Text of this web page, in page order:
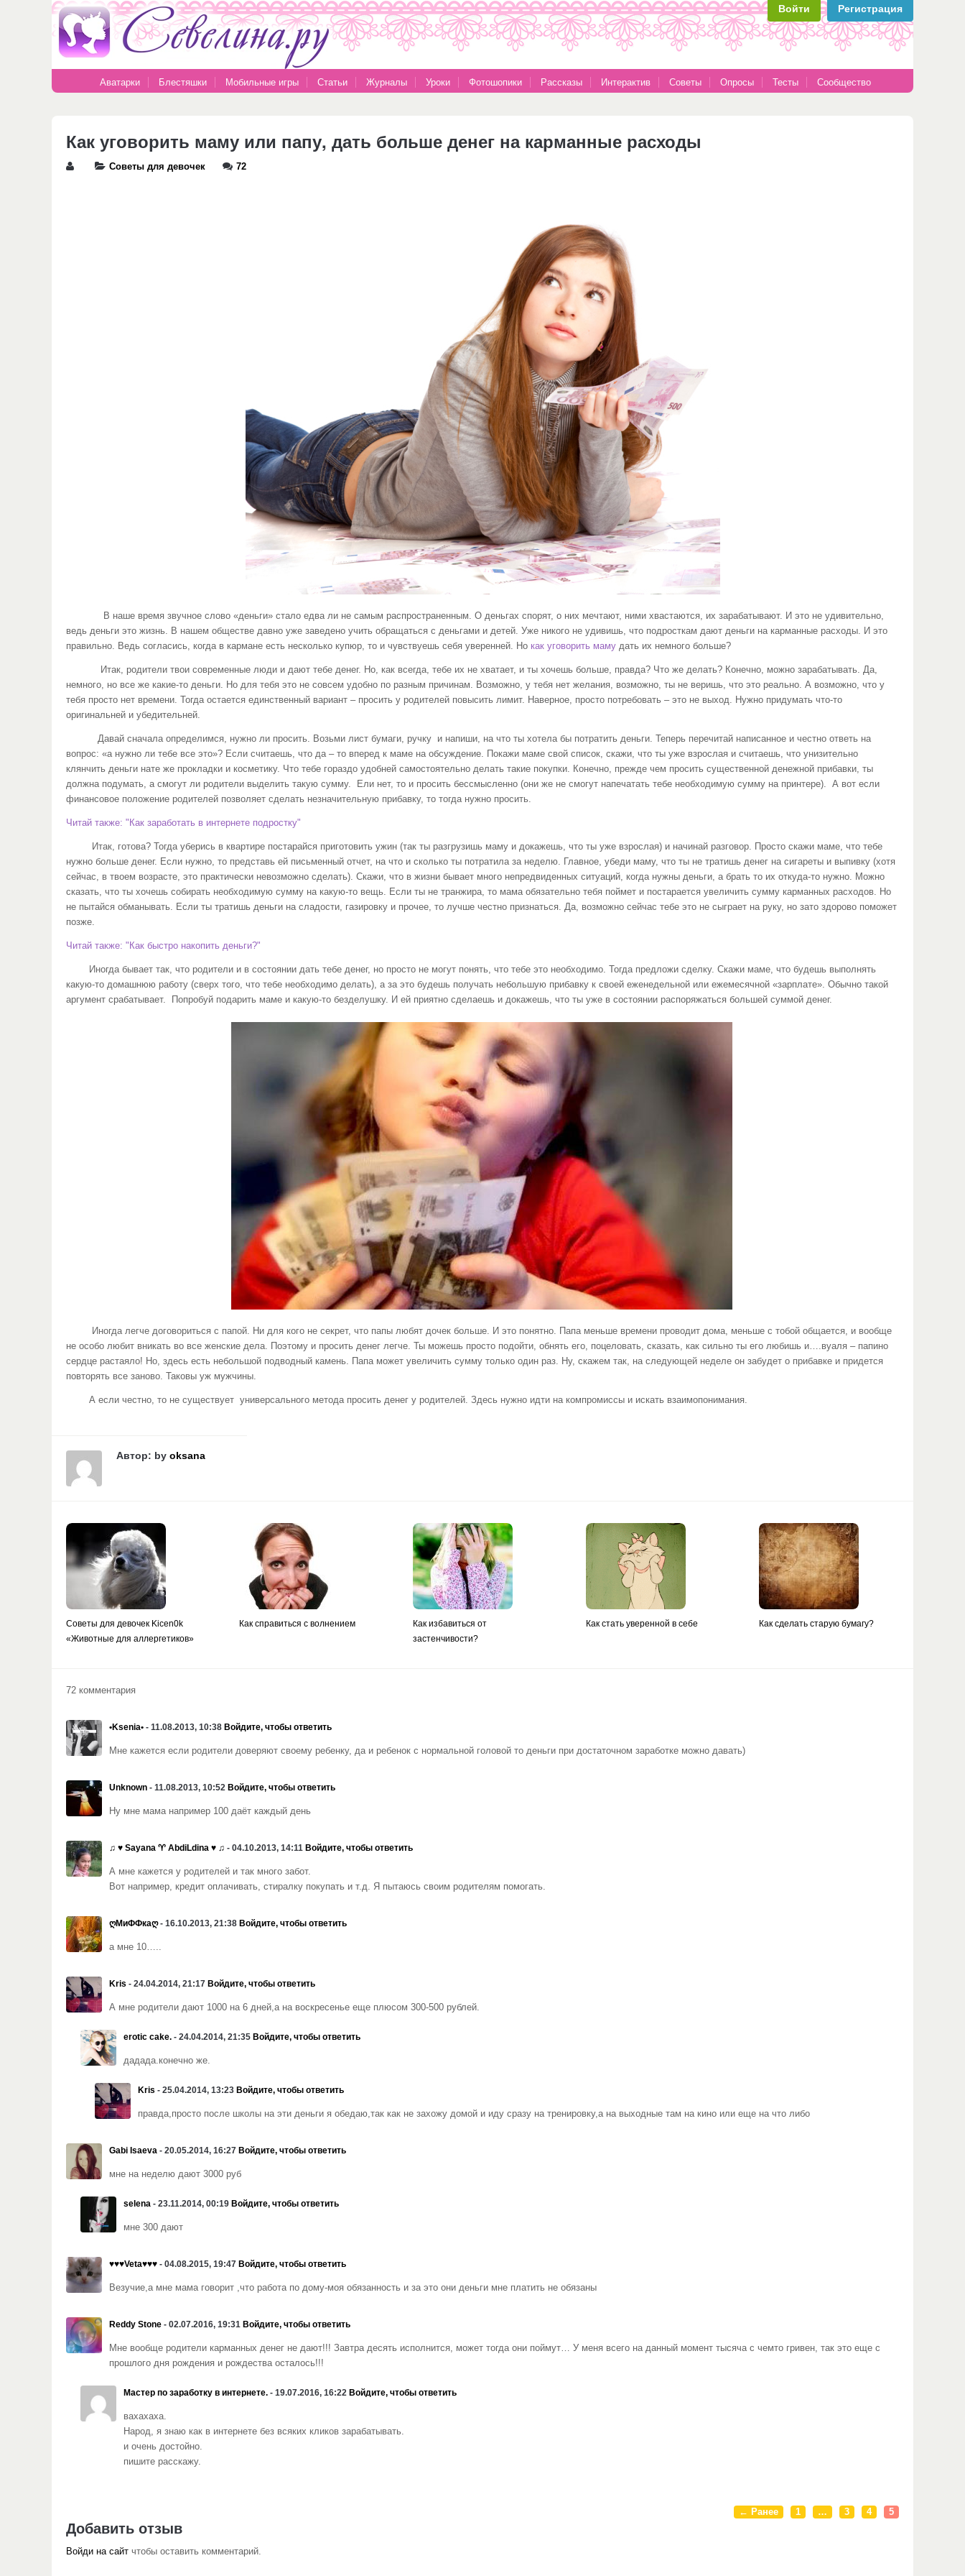
Войти Регистрация
Аватарки Блестяшки Мобильные игры Статьи Журналы Уроки Фотошопики Рассказы Интерактив Советы Опросы Тесты Сообщество
Как уговорить маму или папу, дать больше денег на карманные расходы
Советы для девочек 72
В наше время звучное слово «деньги» стало едва ли не самым распространенным. О деньгах спорят, о них мечтают, ними хвастаются, их зарабатывают. И это не удивительно,
ведь деньги это жизнь. В нашем обществе давно уже заведено учить обращаться с деньгами и детей. Уже никого не удивишь, что подросткам дают деньги на карманные расходы. И это
правильно. Ведь согласись, когда в кармане есть несколько купюр, то и чувствуешь себя уверенней. Но как уговорить маму дать их немного больше?
Итак, родители твои современные люди и дают тебе денег. Но, как всегда, тебе их не хватает, и ты хочешь больше, правда? Что же делать? Конечно, можно зарабатывать. Да,
немного, но все же какие-то деньги. Но для тебя это не совсем удобно по разным причинам. Возможно, у тебя нет желания, возможно, ты не веришь, что это реально. А возможно, что у
тебя просто нет времени. Тогда остается единственный вариант – просить у родителей повысить лимит. Наверное, просто потребовать – это не выход. Нужно придумать что-то
оригинальней и убедительней.
Давай сначала определимся, нужно ли просить. Возьми лист бумаги, ручку и напиши, на что ты хотела бы потратить деньги. Теперь перечитай написанное и честно ответь на
вопрос: «а нужно ли тебе все это»? Если считаешь, что да – то вперед к маме на обсуждение. Покажи маме свой список, скажи, что ты уже взрослая и считаешь, что унизительно
клянчить деньги нате же прокладки и косметику. Что тебе гораздо удобней самостоятельно делать такие покупки. Конечно, прежде чем просить существенной денежной прибавки, ты
должна подумать, а смогут ли родители выделить такую сумму. Ели нет, то и просить бессмысленно (они же не смогут напечатать тебе необходимую сумму на принтере). А вот если
финансовое положение родителей позволяет сделать незначительную прибавку, то тогда нужно просить.
Читай также: "Как заработать в интернете подростку"
Итак, готова? Тогда уберись в квартире постарайся приготовить ужин (так ты разгрузишь маму и докажешь, что ты уже взрослая) и начинай разговор. Просто скажи маме, что тебе
нужно больше денег. Если нужно, то представь ей письменный отчет, на что и сколько ты потратила за неделю. Главное, убеди маму, что ты не тратишь денег на сигареты и выпивку (хотя
сейчас, в твоем возрасте, это практически невозможно сделать). Скажи, что в жизни бывает много непредвиденных ситуаций, когда нужны деньги, а брать то их откуда-то нужно. Можно
сказать, что ты хочешь собирать необходимую сумму на какую-то вещь. Если ты не транжира, то мама обязательно тебя поймет и постарается увеличить сумму карманных расходов. Но
не пытайся обманывать. Если ты тратишь деньги на сладости, газировку и прочее, то лучше честно признаться. Да, возможно сейчас тебе это не сыграет на руку, но зато здорово поможет
позже.
Читай также: "Как быстро накопить деньги?"
Иногда бывает так, что родители и в состоянии дать тебе денег, но просто не могут понять, что тебе это необходимо. Тогда предложи сделку. Скажи маме, что будешь выполнять
какую-то домашнюю работу (сверх того, что тебе необходимо делать), а за это будешь получать небольшую прибавку к своей еженедельной или ежемесячной «зарплате». Обычно такой
аргумент срабатывает. Попробуй подарить маме и какую-то безделушку. И ей приятно сделаешь и докажешь, что ты уже в состоянии распоряжаться большей суммой денег.
Иногда легче договориться с папой. Ни для кого не секрет, что папы любят дочек больше. И это понятно. Папа меньше времени проводит дома, меньше с тобой общается, и вообще
не особо любит вникать во все женские дела. Поэтому и просить денег легче. Ты можешь просто подойти, обнять его, поцеловать, сказать, как сильно ты его любишь и….вуаля – папино
сердце растаяло! Но, здесь есть небольшой подводный камень. Папа может увеличить сумму только один раз. Ну, скажем так, на следующей неделе он забудет о прибавке и придется
повторять все заново. Таковы уж мужчины.
А если честно, то не существует универсального метода просить денег у родителей. Здесь нужно идти на компромиссы и искать взаимопонимания.
Автор: by oksana
Советы для девочек Kicen0k
«Животные для аллергетиков»
Как справиться с волнением
Как избавиться от
застенчивости?
Как стать уверенной в себе Как сделать старую бумагу?
72 комментария
•Ksenia• - 11.08.2013, 10:38 Войдите, чтобы ответить
Мне кажется если родители доверяют своему ребенку, да и ребенок с нормальной головой то деньги при достаточном заработке можно давать)
Unknown - 11.08.2013, 10:52 Войдите, чтобы ответить
Ну мне мама например 100 даёт каждый день
♫ ♥ Sayana ♈ AbdiLdina ♥ ♫ - 04.10.2013, 14:11 Войдите, чтобы ответить
А мне кажется у родителей и так много забот.
Вот например, кредит оплачивать, стиралку покупать и т.д. Я пытаюсь своим родителям помогать.
ღМиФФкаღ- 16.10.2013, 21:38 Войдите, чтобы ответить
а мне 10…..
Kris - 24.04.2014, 21:17 Войдите, чтобы ответить
А мне родители дают 1000 на 6 дней,а на воскресенье еще плюсом 300-500 рублей.
erotic cake. - 24.04.2014, 21:35 Войдите, чтобы ответить
дадада.конечно же.
Kris - 25.04.2014, 13:23 Войдите, чтобы ответить
правда,просто после школы на эти деньги я обедаю,так как не захожу домой и иду сразу на тренировку,а на выходные там на кино или еще на что либо
Gabi Isaeva - 20.05.2014, 16:27 Войдите, чтобы ответить
мне на неделю дают 3000 руб
selena - 23.11.2014, 00:19 Войдите, чтобы ответить
мне 300 дают
♥♥♥Veta♥♥♥ - 04.08.2015, 19:47 Войдите, чтобы ответить
Везучие,а мне мама говорит ,что работа по дому-моя обязанность и за это они деньги мне платить не обязаны
Reddy Stone - 02.07.2016, 19:31 Войдите, чтобы ответить
Мне вообще родители карманных денег не дают!!! Завтра десять исполнится, может тогда они поймут… У меня всего на данный момент тысяча с чемто гривен, так это еще с
прошлого дня рождения и рождества осталось!!!
Мастер по заработку в интернете. - 19.07.2016, 16:22 Войдите, чтобы ответить
вахахаха.
Народ, я знаю как в интернете без всяких кликов зарабатывать.
и очень достойно.
пишите расскажу.
← Ранее 1 … 3 4 5
Добавить отзыв
Войди на сайт чтобы оставить комментарий.